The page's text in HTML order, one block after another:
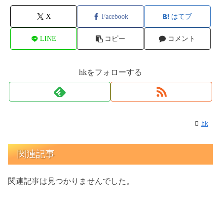
X Facebook はてブ
LINE コピー コメント
hkをフォローする
hk
関連記事
関連記事は見つかりませんでした。